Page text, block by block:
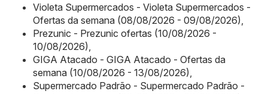
Violeta Supermercados - Violeta Supermercados -
Ofertas da semana (08/08/2026 - 09/08/2026)
Prezunic - Prezunic ofertas (10/08/2026 -
10/08/2026)
GIGA Atacado - GIGA Atacado - Ofertas da
semana (10/08/2026 - 13/08/2026)
Supermercado Padrão - Supermercado Padrão -